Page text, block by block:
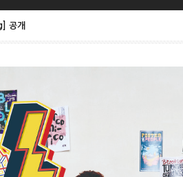
공개